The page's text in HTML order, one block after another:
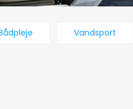
Vandsport